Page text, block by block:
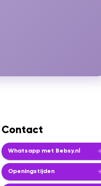
Contact
Whatsapp met Bebsy.nl
Openingstijden